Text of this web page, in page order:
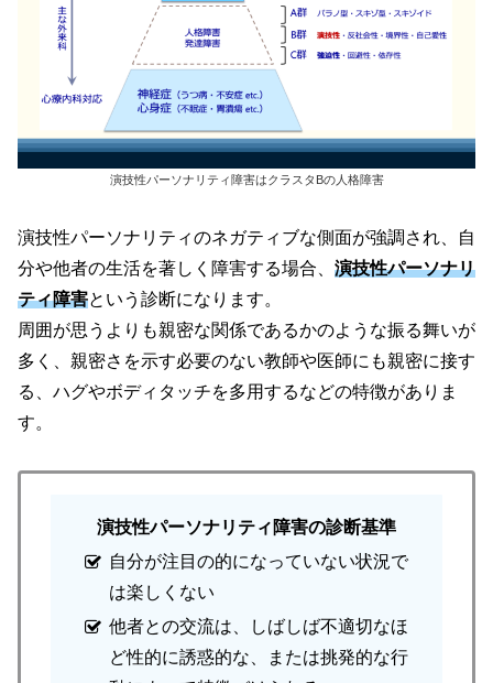
演技性パーソナリティ障害はクラスタBの人格障害
演技性パーソナリティのネガティブな側面が強調され、自
分や他者の生活を著しく障害する場合、 演技性パーソナリ
ティ障害という診断になります。
周囲が思うよりも親密な関係であるかのような振る舞いが
多く、親密さを示す必要のない教師や医師にも親密に接す
る、ハグやボディタッチを多用するなどの特徴がありま
す。
演技性パーソナリティ障害の診断基準
自分が注目の的になっていない状況で
は楽しくない
他者との交流は、しばしば不適切なほ
ど性的に誘惑的な、または挑発的な行